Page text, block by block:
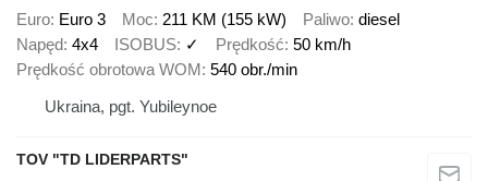
Euro Euro 3 Moc 211 KM (155 kW) Paliwo diesel
Napęd 4x4 ISOBUS ✓ Prędkość 50 km/h
Prędkość obrotowa WOM 540 obr./min
Ukraina, pgt. Yubileynoe
TOV "TD LIDERPARTS"